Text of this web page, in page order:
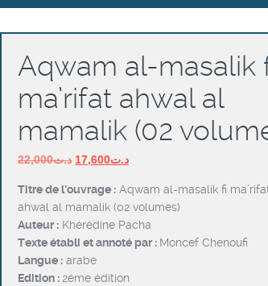
Aqwam al-masalik
ma’rifat ahwal al
mamalik (02
د.ت22,000
Le
initial
était :
د.ت22,000.
د.ت17,600
Le
actuel
est :
Titre de l’ouvrage : Aqwam al-masalik fi
ahwal al mamalik (02 volumes)
Auteur : Khérédine Pacha
Texte établi et annoté par : Moncef Chenoufi
Langue : arabe
Edition : 2éme édition